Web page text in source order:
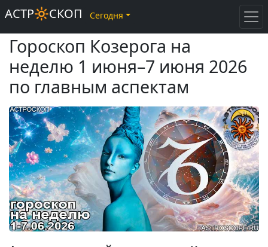
Гороскоп Козерога на
неделю 1 июня–7 июня 2026
по главным аспектам
АСТР🔆СКОП Сегодня